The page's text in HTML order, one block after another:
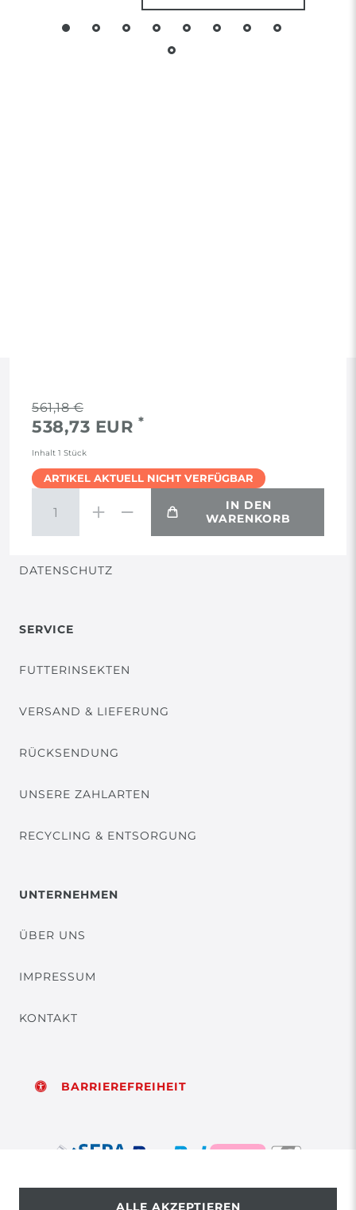
561,18 €
538,73 EUR *
Inhalt 1 Stück
ARTIKEL AKTUELL NICHT VERFÜGBAR
IN DEN
WARENKORB
RECHTLICHES
AGB
WIDERRUF
DATENSCHUTZ
SERVICE
FUTTERINSEKTEN
VERSAND & LIEFERUNG
RÜCKSENDUNG
UNSERE ZAHLARTEN
RECYCLING & ENTSORGUNG
UNTERNEHMEN
ÜBER UNS
IMPRESSUM
KONTAKT
BARRIEREFREIHEIT
ALLE AKZEPTIEREN